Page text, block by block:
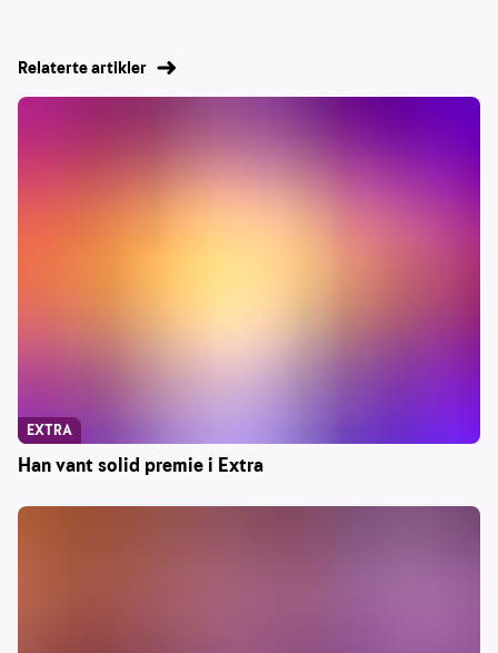
Relaterte artikler
Han vant solid premie i Extra
EXTRA